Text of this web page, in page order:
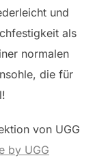
und
als
normalen
die für
von UGG
by UGG